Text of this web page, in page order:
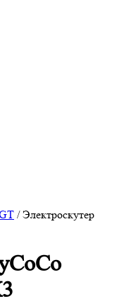
/Электроскутер